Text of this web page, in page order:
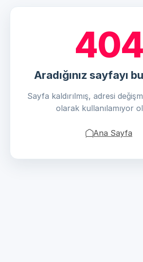
404
Aradığınız sayfayı
Sayfa kaldırılmış, adresi
olarak kullanılamıyor
Ana Sayfa